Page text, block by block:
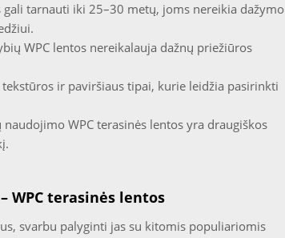
gali tarnauti iki 25–30 metų, joms nereikia dažymo
WPC lentos nereikalauja dažnų priežiūros
ir paviršiaus tipai, kurie leidžia pasirinkti
WPC terasinės lentos yra draugiškos
WPC terasinės lentos
svarbu palyginti jas su kitomis populiariomis